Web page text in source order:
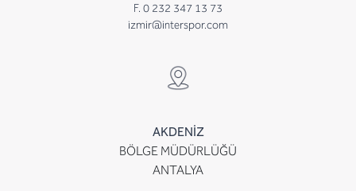
F. 0 232 347 13 73
izmir@interspor.com
AKDENİZ
BÖLGE MÜDÜRLÜĞÜ
ANTALYA